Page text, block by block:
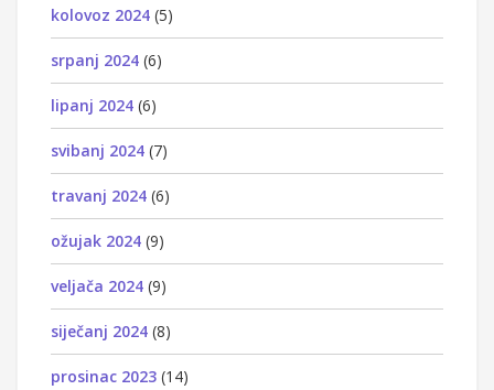
kolovoz 2024 (5)
srpanj 2024 (6)
lipanj 2024 (6)
svibanj 2024 (7)
travanj 2024 (6)
ožujak 2024 (9)
veljača 2024 (9)
siječanj 2024 (8)
prosinac 2023 (14)